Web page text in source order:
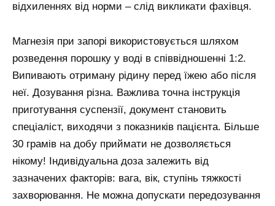
відхиленнях від норми – слід викликати фахівця.
Магнезія при запорі використовується шляхом
розведення порошку у воді в співвідношенні 1:2.
Випивають отриману рідину перед їжею або після
неї. Дозування різна. Важлива точна інструкція
приготування суспензії, документ становить
спеціаліст, виходячи з показників пацієнта. Більше
30 грамів на добу приймати не дозволяється
нікому! Індивідуальна доза залежить від
зазначених факторів: вага, вік, ступінь тяжкості
захворювання. Не можна допускати передозування